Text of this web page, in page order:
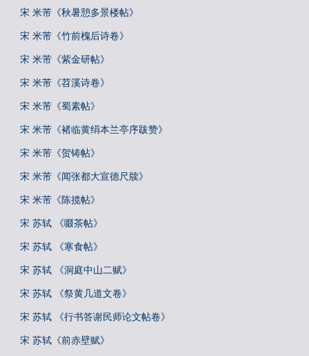
宋 米芾《秋暑憩多景楼帖》
宋 米芾《竹前槐后诗卷》
宋 米芾《紫金研帖》
宋 米芾《苕溪诗卷》
宋 米芾《蜀素帖》
宋 米芾《褚临黄绢本兰亭序跋赞》
宋 米芾《贺铸帖》
宋 米芾《闻张都大宣德尺牍》
宋 米芾《陈揽帖》
宋 苏轼 《啜茶帖》
宋 苏轼 《寒食帖》
宋 苏轼 《洞庭中山二赋》
宋 苏轼 《祭黄几道文卷》
宋 苏轼 《行书答谢民师论文帖卷》
宋 苏轼《前赤壁赋》